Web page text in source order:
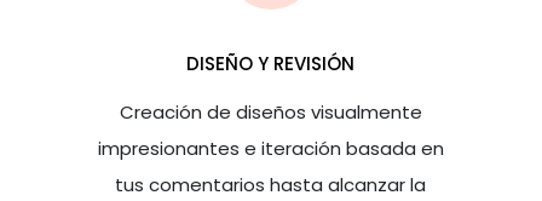
DISEÑO Y REVISIÓN
Creación de diseños visualmente
impresionantes e iteración basada en
tus comentarios hasta alcanzar la